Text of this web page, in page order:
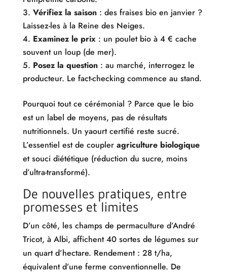
Vérifiez la saison: des fraises bio en janvier ?
Laissez-les à la Reine des Neiges.
Examinez le prix: un poulet bio à 4 € cache
souvent un loup (de mer).
Posez la question: au marché, interrogez le
producteur. Le fact-checking commence au stand.
Pourquoi tout ce cérémonial ? Parce que le bio
est un label de moyens, pas de résultats
nutritionnels. Un yaourt certifié reste sucré.
L’essentiel est de coupler agriculture biologique
et souci diététique (réduction du sucre, moins
d’ultra-transformé).
De nouvelles pratiques, entre
promesses et limites
D’un côté, les champs de permaculture d’André
Tricot, à Albi, affichent 40 sortes de légumes sur
un quart d’hectare. Rendement : 28 t/ha,
équivalent d’une ferme conventionnelle. De